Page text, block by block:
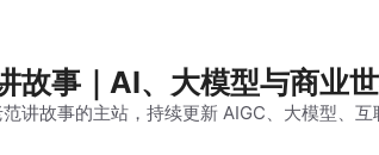
故事｜AI、大模型与商业
讲故事的主站，持续更新 AIGC、大模型、